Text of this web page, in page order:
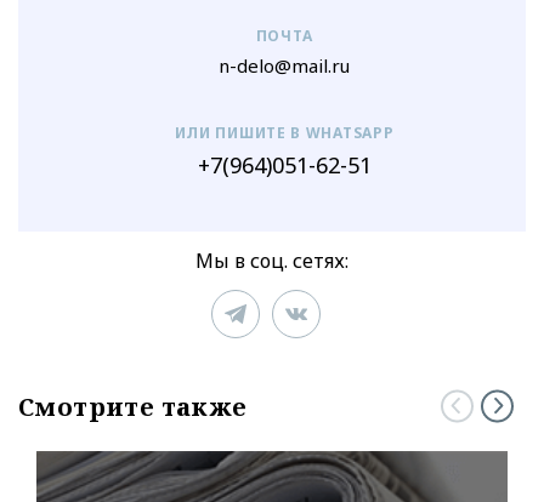
ПОЧТА
n-delo@mail.ru
ИЛИ ПИШИТЕ В WHATSAPP
+7(964)051-62-51
Мы в соц. сетях:
Смотрите также